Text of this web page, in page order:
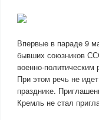
Впервые в параде 9
бывших союзников
военно-
При этом речь не
празднике.
Кремль не стал